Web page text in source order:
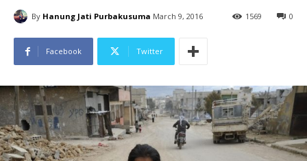
By Hanung Jati Purbakusuma March 9, 2016 0
1569
Facebook Twitter